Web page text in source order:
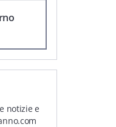
notizie e